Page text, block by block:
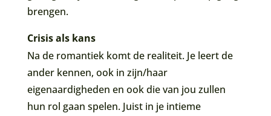
brengen.
Crisis als kans
Na de romantiek komt de realiteit. Je leert de
ander kennen, ook in zijn/haar
eigenaardigheden en ook die van jou zullen
hun rol gaan spelen. Juist in je intieme